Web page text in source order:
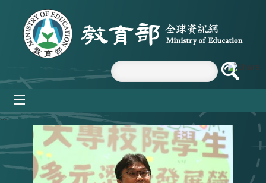
跳到主要內容區塊
:::